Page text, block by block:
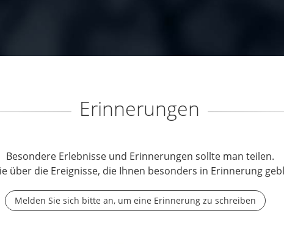
Erinnerungen
Besondere Erlebnisse und Erinnerungen sollte man teilen.
über die Ereignisse, die Ihnen besonders in Erinnerung
Melden Sie sich bitte an, um eine Erinnerung zu schreiben